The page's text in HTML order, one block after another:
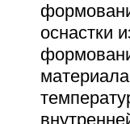
оснастки